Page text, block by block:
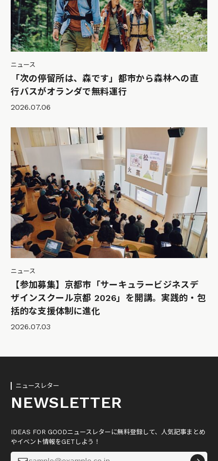
ニュース
「次の停留所は、森です」都市から森林への直
行バスがオランダで無料運行
2026.07.06
ニュース
【参加募集】京都市「サーキュラービジネスデ
ザインスクール京都 2026」を開講。実践的・包
括的な支援体制に進化
2026.07.03
ニュースレター
NEWSLETTER
IDEAS FOR GOODニュースレターに無料登録して、人気記事まとめ
やイベント情報をGETしよう！